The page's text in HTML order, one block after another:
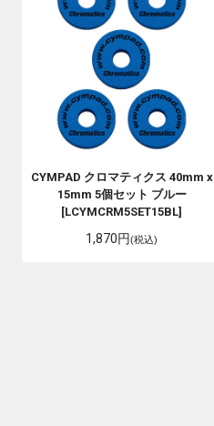
CYMPAD クロマティクス 40mm x
15mm 5個セット ブルー
[LCYMCRM5SET15BL]
1,870円(税込)